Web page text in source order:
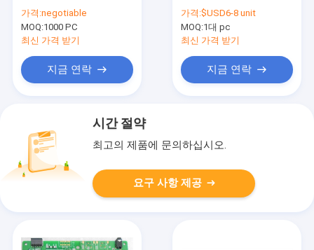
보드 제조
가격:negotiable
MOQ:1000 PC
최신 가격 받기
지금 연락
가격:$USD6-8 unit
MOQ:1대 pc
최신 가격 받기
지금 연락
시간 절약
최고의 제품에 문의하십시오.
요구 사항 제공